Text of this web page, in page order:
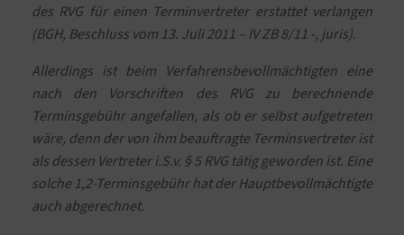
des RVG für einen Terminvertreter erstattet verlangen
(BGH, Beschluss vom 13. Juli 2011 – IV ZB 8/11 -, juris).
Allerdings ist beim Verfahrensbevollmächtigten eine
nach den Vorschriften des RVG zu berechnende
Terminsgebühr angefallen, als ob er selbst aufgetreten
wäre, denn der von ihm beauftragte Terminsvertreter ist
als dessen Vertreter i.S.v. § 5 RVG tätig geworden ist. Eine
solche 1,2-Terminsgebühr hat der Hauptbevollmächtigte
auch abgerechnet.